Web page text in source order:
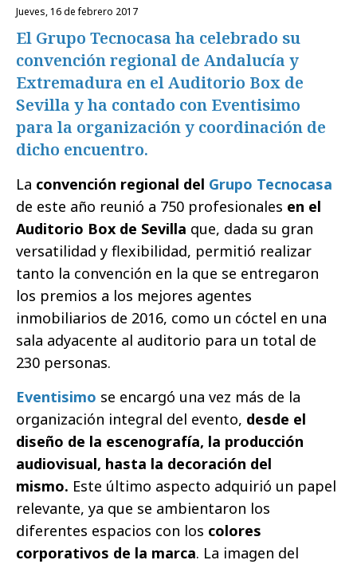
jueves, 16 de febrero 2017
El Grupo Tecnocasa ha celebrado su
convención regional de Andalucía y
Extremadura en el Auditorio Box de
Sevilla y ha contado con Eventisimo
para la organización y coordinación de
dicho encuentro.
La convención regional del Grupo Tecnocasa
de este año reunió a 750 profesionales en el
Auditorio Box de Sevilla que, dada su gran
versatilidad y flexibilidad, permitió realizar
tanto la convención en la que se entregaron
los premios a los mejores agentes
inmobiliarios de 2016, como un cóctel en una
sala adyacente al auditorio para un total de
230 personas.
Eventisimo se encargó una vez más de la
organización integral del evento, desde el
diseño de la escenografía, la producción
audiovisual, hasta la decoración del
mismo. Este último aspecto adquirió un papel
relevante, ya que se ambientaron los
diferentes espacios con los colores
corporativos de la marca. La imagen del